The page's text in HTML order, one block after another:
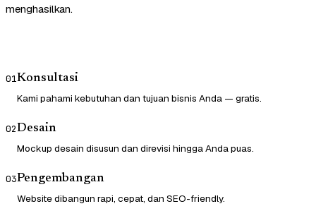
menghasilkan.
01Konsultasi
Kami pahami kebutuhan dan tujuan bisnis Anda — gratis.
02Desain
Mockup desain disusun dan direvisi hingga Anda puas.
03Pengembangan
Website dibangun rapi, cepat, dan SEO-friendly.